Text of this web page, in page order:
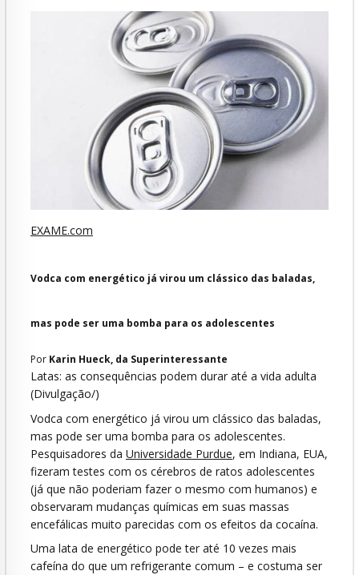
EXAME.com
Vodca com energético já virou um clássico das baladas,
mas pode ser uma bomba para os adolescentes
Por Karin Hueck, da Superinteressante
Latas: as consequências podem durar até a vida adulta
(Divulgação/)
Vodca com energético já virou um clássico das baladas,
mas pode ser uma bomba para os adolescentes.
Pesquisadores da Universidade Purdue, em Indiana, EUA,
fizeram testes com os cérebros de ratos adolescentes
(já que não poderiam fazer o mesmo com humanos) e
observaram mudanças químicas em suas massas
encefálicas muito parecidas com os efeitos da cocaína.
Uma lata de energético pode ter até 10 vezes mais
cafeína do que um refrigerante comum – e costuma ser